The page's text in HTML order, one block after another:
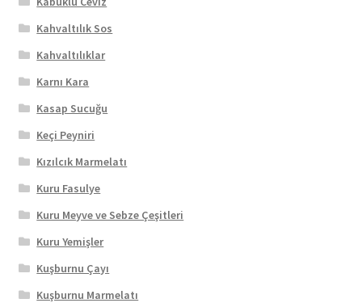
Kahvaltılık Sos
Kahvaltılıklar
Karnı Kara
Kasap Sucuğu
Keçi Peyniri
Kızılcık Marmelatı
Kuru Fasulye
Kuru Meyve ve Sebze Çeşitleri
Kuru Yemişler
Kuşburnu Çayı
Kuşburnu Marmelatı